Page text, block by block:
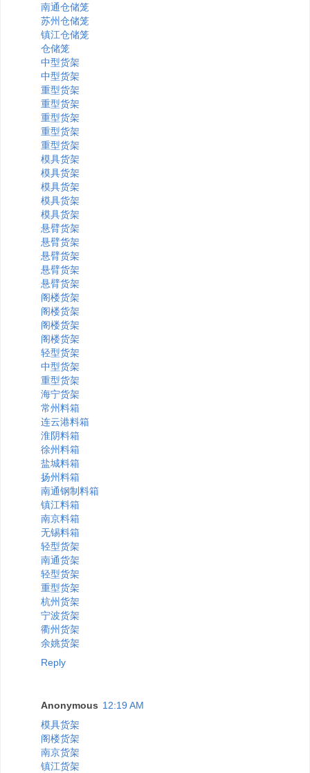
南通仓储笼
苏州仓储笼
镇江仓储笼
仓储笼
中型货架
中型货架
重型货架
重型货架
重型货架
重型货架
重型货架
模具货架
模具货架
模具货架
模具货架
模具货架
悬臂货架
悬臂货架
悬臂货架
悬臂货架
悬臂货架
阁楼货架
阁楼货架
阁楼货架
阁楼货架
轻型货架
中型货架
重型货架
海宁货架
常州料箱
连云港料箱
淮阴料箱
徐州料箱
盐城料箱
扬州料箱
南通钢制料箱
镇江料箱
南京料箱
无锡料箱
轻型货架
南通货架
轻型货架
重型货架
杭州货架
宁波货架
衢州货架
余姚货架
Reply
Anonymous 12:19 AM
模具货架
阁楼货架
南京货架
镇江货架